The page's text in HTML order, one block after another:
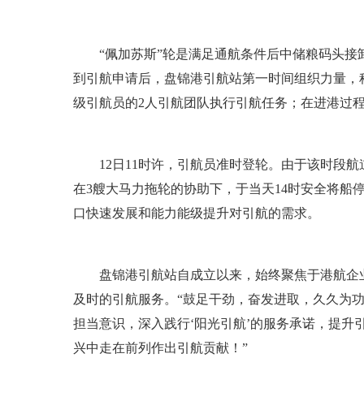
“佩加苏斯”轮是满足通航条件后中储粮码头接
到引航申请后，盘锦港引航站第一时间组织力量
级引航员的2人引航团队执行引航任务；在进港过
12日11时许，引航员准时登轮。由于该时段航
在3艘大马力拖轮的协助下，于当天14时安全将船
口快速发展和能力能级提升对引航的需求。
盘锦港引航站自成立以来，始终聚焦于港航企
及时的引航服务。“鼓足干劲，奋发进取，久久为
担当意识，深入践行‘阳光引航’的服务承诺，提
兴中走在前列作出引航贡献！”